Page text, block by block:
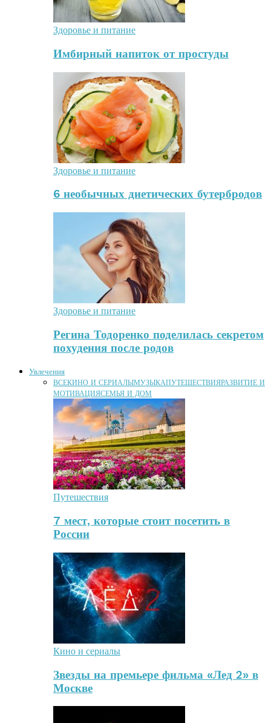
Здоровье и питание
Имбирный напиток от простуды
Здоровье и питание
6 необычных диетических бутербродов
Здоровье и питание
Регина Тодоренко поделилась секретом
похудения после родов
Увлечения
ВСЕКИНО И СЕРИАЛЫМУЗЫКАПУТЕШЕСТВИЯРАЗВИТИЕ И
МОТИВАЦИЯСЕМЬЯ И ДОМ
Путешествия
7 мест, которые стоит посетить в
России
Кино и сериалы
Звезды на премьере фильма «Лед 2» в
Москве